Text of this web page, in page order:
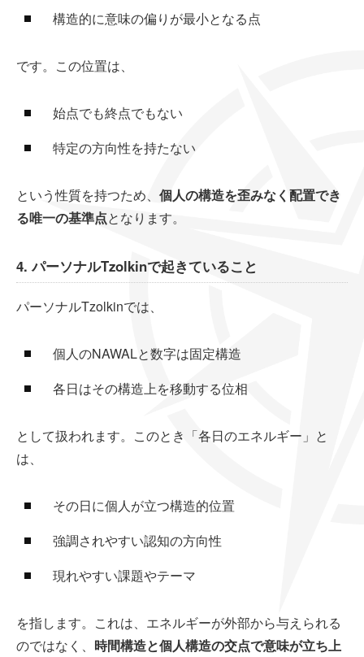
構造的に意味の偏りが最小となる点
です。この位置は、
始点でも終点でもない
特定の方向性を持たない
という性質を持つため、 個人の構造を歪みなく配置でき
る唯一の基準点となります。
4. パーソナルTzolkinで起きていること
パーソナルTzolkinでは、
個人のNAWALと数字は固定構造
各日はその構造上を移動する位相
として扱われます。このとき「各日のエネルギー」と
は、
その日に個人が立つ構造的位置
強調されやすい認知の方向性
現れやすい課題やテーマ
を指します。これは、エネルギーが外部から与えられる
のではなく、 時間構造と個人構造の交点で意味が立ち上